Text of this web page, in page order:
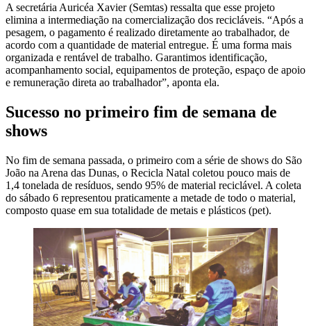
A secretária Auricéa Xavier (Semtas) ressalta que esse projeto
elimina a intermediação na comercialização dos recicláveis. “Após a
pesagem, o pagamento é realizado diretamente ao trabalhador, de
acordo com a quantidade de material entregue. É uma forma mais
organizada e rentável de trabalho. Garantimos identificação,
acompanhamento social, equipamentos de proteção, espaço de apoio
e remuneração direta ao trabalhador”, aponta ela.
Sucesso no primeiro fim de semana de
shows
No fim de semana passada, o primeiro com a série de shows do São
João na Arena das Dunas, o Recicla Natal coletou pouco mais de
1,4 tonelada de resíduos, sendo 95% de material reciclável. A coleta
do sábado 6 representou praticamente a metade de todo o material,
composto quase em sua totalidade de metais e plásticos (pet).